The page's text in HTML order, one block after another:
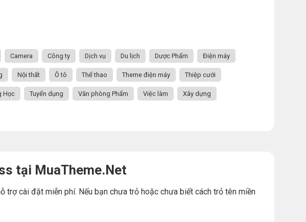
Camera Công ty Dịch vụ Du lịch Dược Phẩm Điện máy
Nội thất Ô tô Thể thao Theme điện máy Thiệp cưới
Học Tuyển dụng Văn phòng Phẩm Việc làm Xây dựng
tại MuaTheme.Net
trợ cài đặt miễn phí. Nếu bạn chưa trỏ hoặc chưa biết cách trỏ tên miền